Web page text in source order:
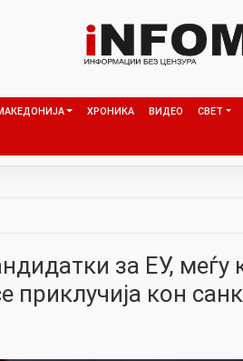
ХРОНИКА ВИДЕО СВЕТ
за ЕУ, меѓу
приклучија кон